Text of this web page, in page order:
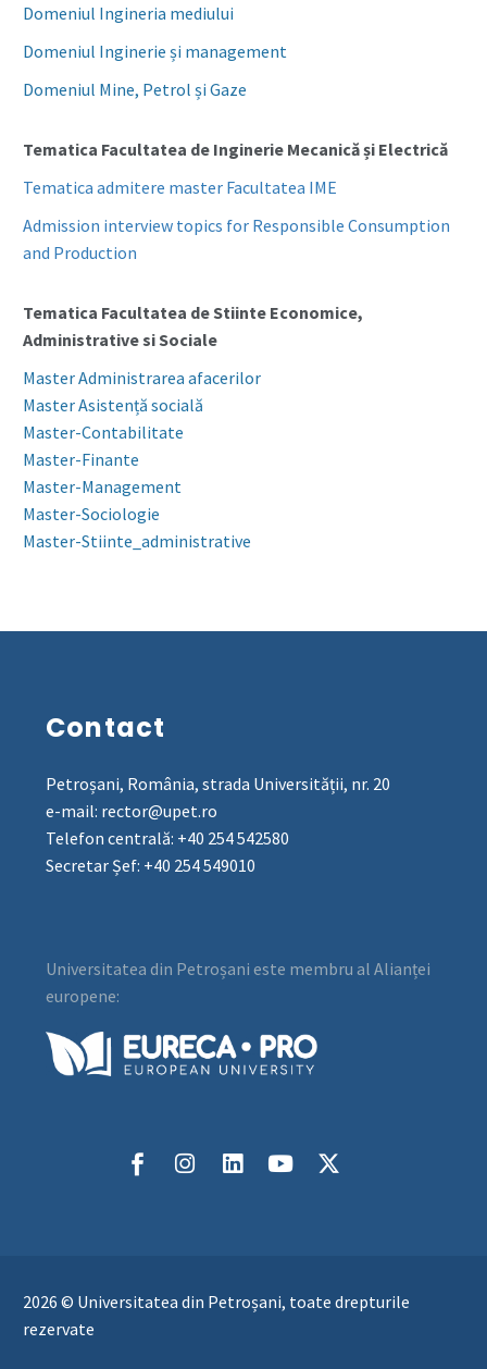
Domeniul Ingineria mediului
Domeniul Inginerie și management
Domeniul Mine, Petrol și Gaze
Tematica Facultatea de Inginerie Mecanică și Electrică
Tematica admitere master Facultatea IME
Admission interview topics for Responsible Consumption
and Production
Tematica Facultatea de Stiinte Economice,
Administrative si Sociale
Master Administrarea afacerilor
Master Asistență socială
Master-Contabilitate
Master-Finante
Master-Management
Master-Sociologie
Master-Stiinte_administrative
Contact
Petroșani, România, strada Universității, nr. 20
e-mail: rector@upet.ro
Telefon centrală: +40 254 542580
Secretar Șef: +40 254 549010
Universitatea din Petroșani este membru al Alianței
europene:
2026 © Universitatea din Petroșani, toate drepturile
rezervate